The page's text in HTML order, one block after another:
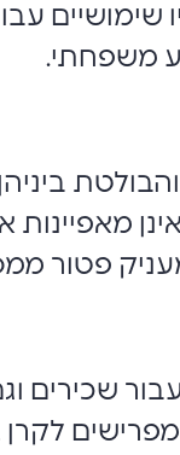
משפחתי.
פטור
שכירים